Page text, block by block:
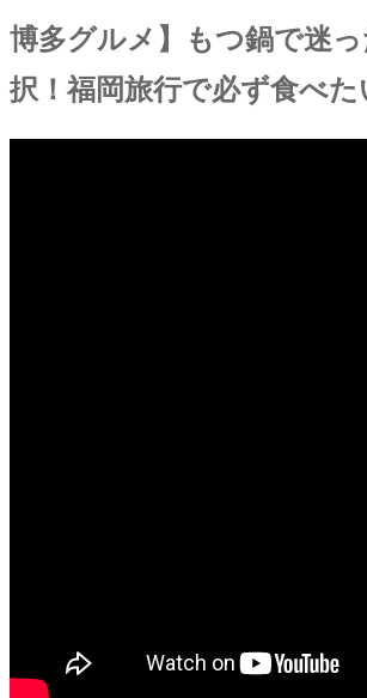
博多グルメ】もつ鍋で迷
択！福岡旅行で必ず食べ